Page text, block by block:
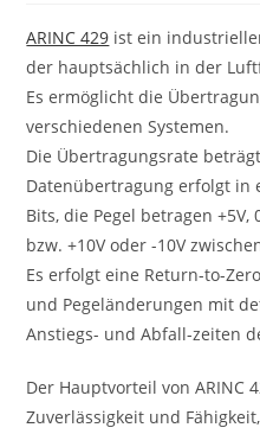
ARINC 429 ist ein
der hauptsächlich in der
Es ermöglicht die
verschiedenen Systemen.
Die Übertragungsrate
Datenübertragung erfolgt in
Bits, die Pegel betragen +5V,
bzw. +10V oder -10V
Es erfolgt eine Return-to-
und Pegeländerungen mit
Anstiegs- und Abfall-zeiten
Der Hauptvorteil von ARINC
Zuverlässigkeit und